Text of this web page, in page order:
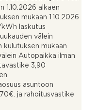
1.10.2026 alkaen
mukaan 1.10.2026
laskutus
välein
kulutuksen mukaan
Autopaikka ilman
3,90
asuntoon
ja rahoitusvastike